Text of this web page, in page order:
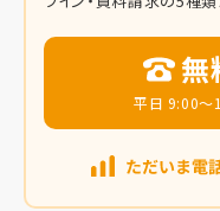
無
平日 9:00～